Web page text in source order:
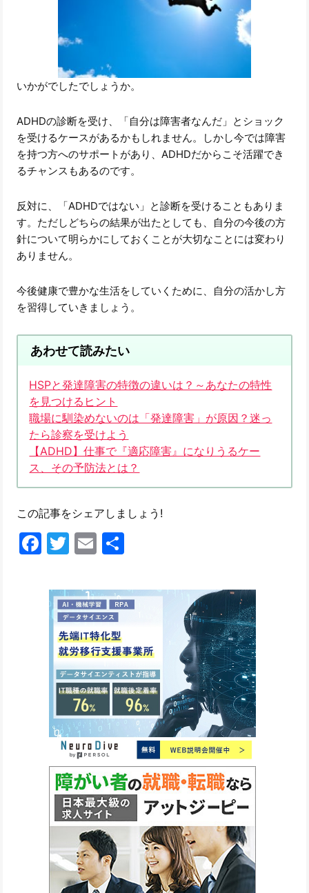
いかがでしたでしょうか。
ADHDの診断を受け、「自分は障害者なんだ」とショック
を受けるケースがあるかもしれません。しかし今では障害
を持つ方へのサポートがあり、ADHDだからこそ活躍でき
るチャンスもあるのです。
反対に、「ADHDではない」と診断を受けることもありま
す。ただしどちらの結果が出たとしても、自分の今後の方
針について明らかにしておくことが大切なことには変わり
ありません。
今後健康で豊かな生活をしていくために、自分の活かし方
を習得していきましょう。
あわせて読みたい
HSPと発達障害の特徴の違いは？～あなたの特性
を見つけるヒント
職場に馴染めないのは「発達障害」が原因？迷っ
たら診察を受けよう
【ADHD】仕事で『適応障害』になりうるケー
ス、その予防法とは？
この記事をシェアしましょう!
Facebook
Twitter
Email